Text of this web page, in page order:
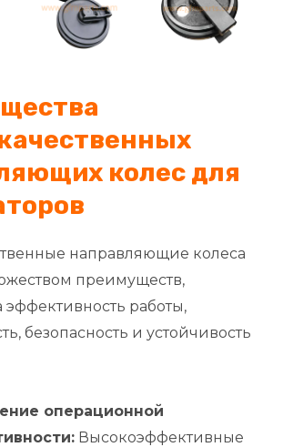
колес для
направляющие колеса
преимуществ,
работы,
безопасность и устойчивость
операционной
Высокоэффективные